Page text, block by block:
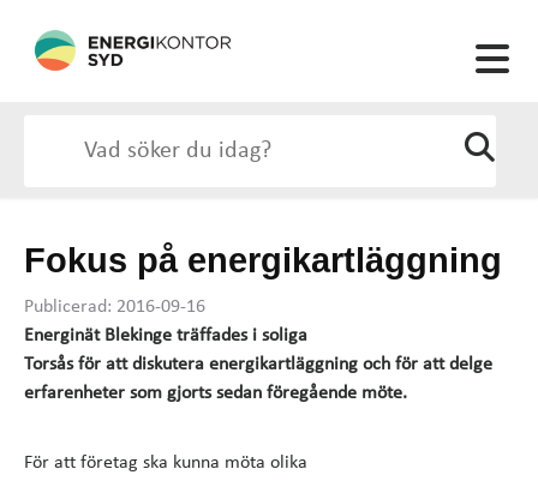
Fokus på energikartläggning
Publicerad: 2016-09-16
Energinät Blekinge träffades i soliga
Torsåsför att diskutera energikartläggning och för att delge
erfarenheter som gjorts sedan föregående möte.
För att företag ska kunna möta olika